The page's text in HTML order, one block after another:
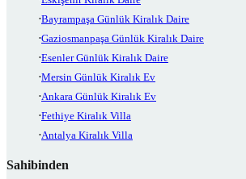
Bayrampaşa Günlük Kiralık Daire
Gaziosmanpaşa Günlük Kiralık Daire
Esenler Günlük Kiralık Daire
Mersin Günlük Kiralık Ev
Ankara Günlük Kiralık Ev
Fethiye Kiralık Villa
Antalya Kiralık Villa
Sahibinden